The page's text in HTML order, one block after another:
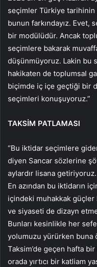
seçimler Türkiye tarihinin
bunun farkındayız. Evet,
bir modülüdür. Ancak
seçimlere bakarak
düşünmüyoruz. Lakin bu
hakikaten de toplumsal
biçimde iç içe geçtiği bir
seçimleri konuşuyoruz.”
TAKSİM PATLAMASI
“Bu iktidar seçimlere
diyen Sancar sözlerine
aylardır lisana
En azından bu iktidarın
içindeki muhakkak güçler
ve siyaseti de dizayn
Bunları kesinlikle her
yolumuzu yürürken buna
Taksim’de geçen hafta
orada yırtıcı bir katliam